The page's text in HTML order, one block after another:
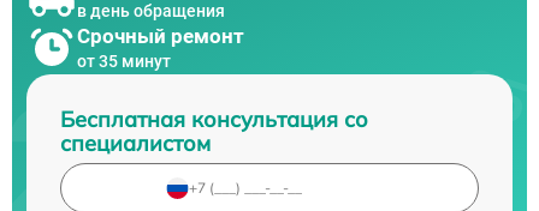
в день обращения
Срочный ремонт
от 35 минут
Бесплатная консультация со
специалистом